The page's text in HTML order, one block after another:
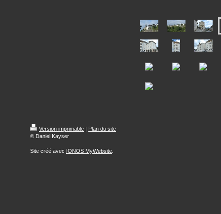
Version imprimable | Plan du site
© Daniel Kayser
Site créé avec IONOS MyWebsite